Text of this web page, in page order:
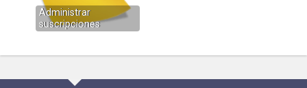
Administrar
suscripciones